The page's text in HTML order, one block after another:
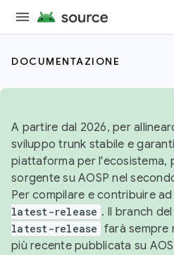
DOCUMENTAZIONE
A partire dal 2026, per
sviluppo trunk stabile e
piattaforma per l'ecosistema,
sorgente su AOSP nel
Per compilare e contribuire ad
latest-release . Il branch
latest-release farà sempre
più recente pubblicata su